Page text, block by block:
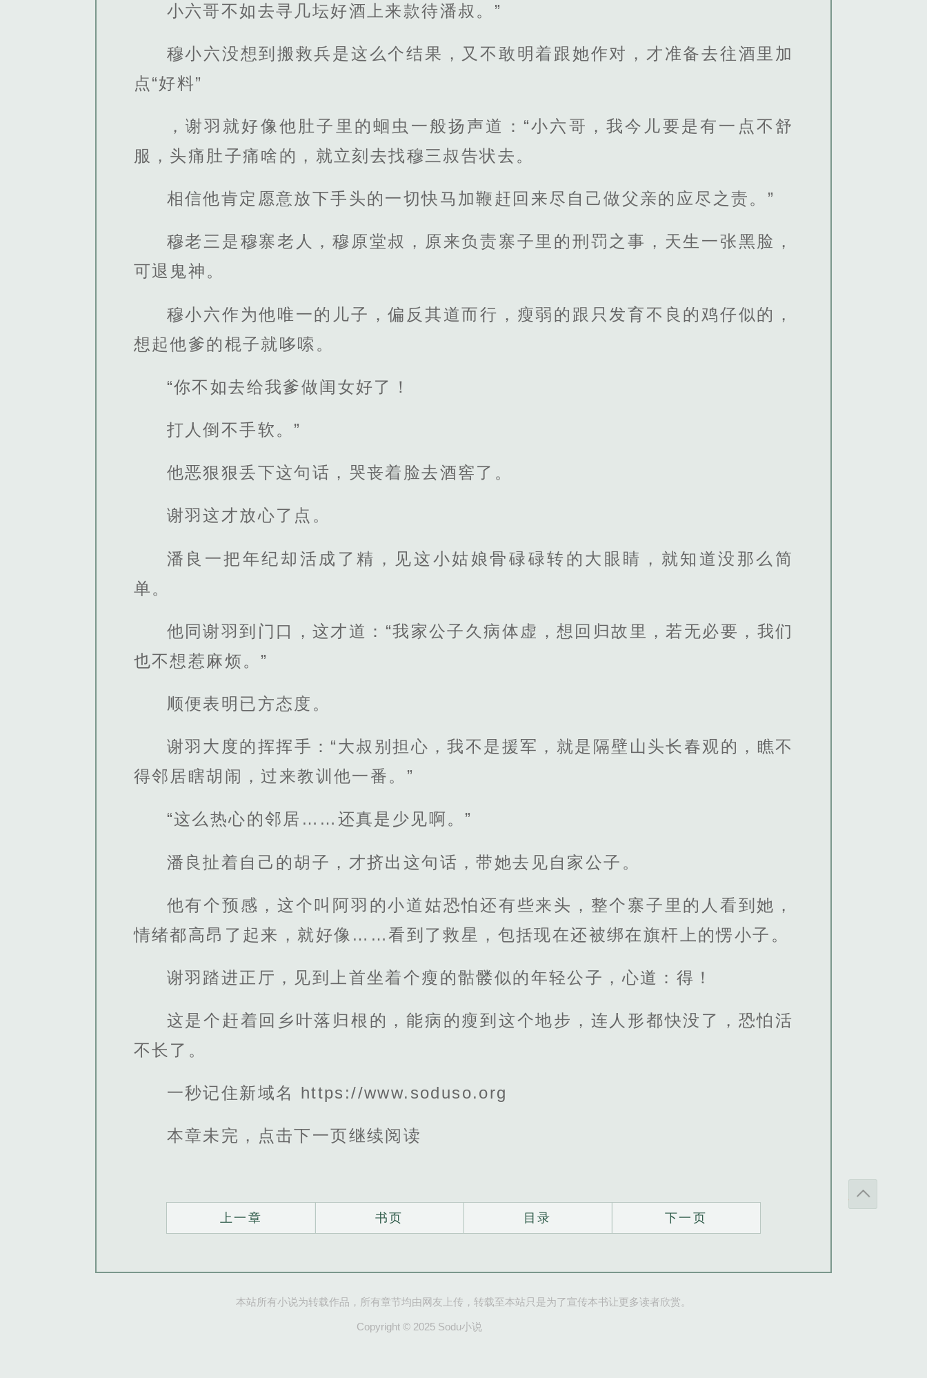
小六哥不如去寻几坛好酒上来款待潘叔。”
穆小六没想到搬救兵是这么个结果，又不敢明着跟她作对，才准备去往酒里加
点“好料”
，谢羽就好像他肚子里的蛔虫一般扬声道：“小六哥，我今儿要是有一点不舒
服，头痛肚子痛啥的，就立刻去找穆三叔告状去。
相信他肯定愿意放下手头的一切快马加鞭赶回来尽自己做父亲的应尽之责。”
穆老三是穆寨老人，穆原堂叔，原来负责寨子里的刑罚之事，天生一张黑脸，
可退鬼神。
穆小六作为他唯一的儿子，偏反其道而行，瘦弱的跟只发育不良的鸡仔似的，
想起他爹的棍子就哆嗦。
“你不如去给我爹做闺女好了！
打人倒不手软。”
他恶狠狠丢下这句话，哭丧着脸去酒窖了。
谢羽这才放心了点。
潘良一把年纪却活成了精，见这小姑娘骨碌碌转的大眼睛，就知道没那么简
单。
他同谢羽到门口，这才道：“我家公子久病体虚，想回归故里，若无必要，我们
也不想惹麻烦。”
顺便表明已方态度。
谢羽大度的挥挥手：“大叔别担心，我不是援军，就是隔壁山头长春观的，瞧不
得邻居瞎胡闹，过来教训他一番。”
“这么热心的邻居……还真是少见啊。”
潘良扯着自己的胡子，才挤出这句话，带她去见自家公子。
他有个预感，这个叫阿羽的小道姑恐怕还有些来头，整个寨子里的人看到她，
情绪都高昂了起来，就好像……看到了救星，包括现在还被绑在旗杆上的愣小子。
谢羽踏进正厅，见到上首坐着个瘦的骷髅似的年轻公子，心道：得！
这是个赶着回乡叶落归根的，能病的瘦到这个地步，连人形都快没了，恐怕活
不长了。
一秒记住新域名 https://www.soduso.org
本章未完，点击下一页继续阅读
上一章 书页 目录 下一页
本站所有小说为转载作品，所有章节均由网友上传，转载至本站只是为了宣传本书让更多读者欣赏。
Copyright © 2025 Sodu小说